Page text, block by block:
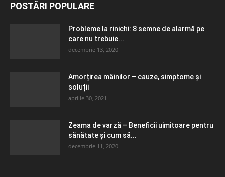
POSTĂRI POPULARE
Probleme la rinichi: 8 semne de alarmă pe
care nu trebuie...
decembrie 13, 2020
Amorțirea mâinilor – cauze, simptome și
soluții
aprilie 30, 2021
Zeama de varză – Beneficii uimitoare pentru
sănătate și cum să...
decembrie 11, 2020